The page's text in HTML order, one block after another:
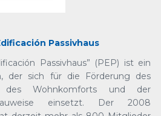
Passivhaus
Passivhaus” (PEP) ist ein
der sich für die Förderung des
des Wohnkomforts und der
einsetzt. Der 2008